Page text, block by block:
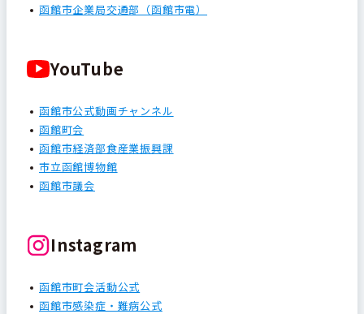
函館市企業局交通部（函館市電）
YouTube
函館市公式動画チャンネル
函館町会
函館市経済部食産業振興課
市立函館博物館
函館市議会
Instagram
函館市町会活動公式
函館市感染症・難病公式